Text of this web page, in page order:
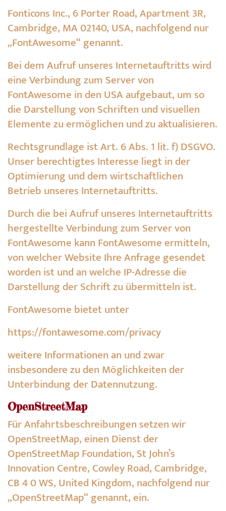
Fonticons Inc., 6 Porter Road, Apartment 3R,
Cambridge, MA 02140, USA, nachfolgend nur
„FontAwesome“ genannt.
Bei dem Aufruf unseres Internetauftritts wird
eine Verbindung zum Server von
FontAwesome in den USA aufgebaut, um so
die Darstellung von Schriften und visuellen
Elemente zu ermöglichen und zu aktualisieren.
Rechtsgrundlage ist Art. 6 Abs. 1 lit. f) DSGVO.
Unser berechtigtes Interesse liegt in der
Optimierung und dem wirtschaftlichen
Betrieb unseres Internetauftritts.
Durch die bei Aufruf unseres Internetauftritts
hergestellte Verbindung zum Server von
FontAwesome kann FontAwesome ermitteln,
von welcher Website Ihre Anfrage gesendet
worden ist und an welche IP-Adresse die
Darstellung der Schrift zu übermitteln ist.
FontAwesome bietet unter
https://fontawesome.com/privacy
weitere Informationen an und zwar
insbesondere zu den Möglichkeiten der
Unterbindung der Datennutzung.
OpenStreetMap
Für Anfahrtsbeschreibungen setzen wir
OpenStreetMap, einen Dienst der
OpenStreetMap Foundation, St John’s
Innovation Centre, Cowley Road, Cambridge,
CB 4 0 WS, United Kingdom, nachfolgend nur
„OpenStreetMap“ genannt, ein.